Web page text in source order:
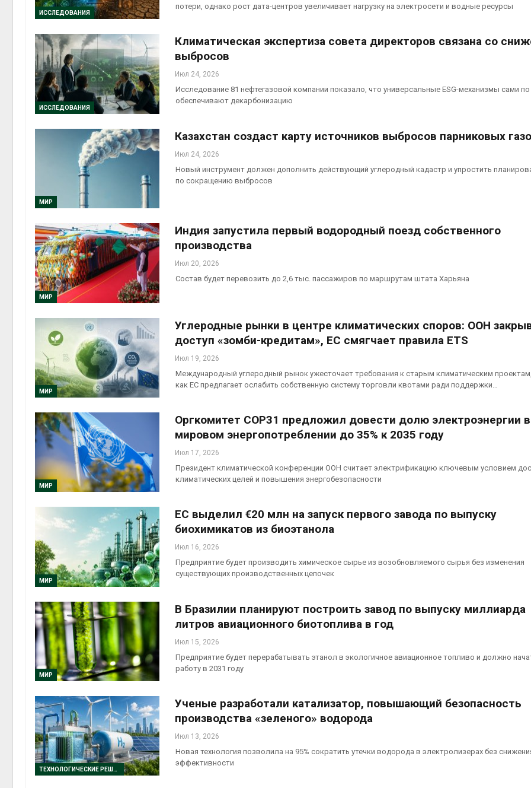
ИССЛЕДОВАНИЯ
потери, однако рост дата-центров увеличивает нагрузку на электросети и водные ресурсы
ИССЛЕДОВАНИЯ
Климатическая экспертиза совета директоров связана со
выбросов
Июл 24, 2026
Исследование 81 нефтегазовой компании показало, что универсальные ESG-механизмы сами по
обеспечивают декарбонизацию
МИР
Казахстан создаст карту источников выбросов парниковых
Июл 24, 2026
Новый инструмент должен дополнить действующий углеродный кадастр и упростить
по сокращению выбросов
МИР
Индия запустила первый водородный поезд собственного
производства
Июл 20, 2026
Состав будет перевозить до 2,6 тыс. пассажиров по маршрутам штата Харьяна
МИР
Углеродные рынки в центре климатических споров: ООН
доступ «зомби-кредитам», ЕС смягчает правила ETS
Июл 19, 2026
Международный углеродный рынок ужесточает требования к старым климатическим
как ЕC предлагает ослабить собственную систему торговли квотами ради поддержки…
МИР
Оргкомитет COP31 предложил довести долю электроэнергии в
мировом энергопотреблении до 35% к 2035 году
Июл 17, 2026
Президент климатической конференции ООН считает электрификацию ключевым условием
климатических целей и повышения энергобезопасности
МИР
ЕС выделил €20 млн на запуск первого завода по выпуску
биохимикатов из биоэтанола
Июл 16, 2026
Предприятие будет производить химическое сырье из возобновляемого сырья без изменения
существующих производственных цепочек
МИР
В Бразилии планируют построить завод по выпуску миллиарда
литров авиационного биотоплива в год
Июл 15, 2026
Предприятие будет перерабатывать этанол в экологичное авиационное топливо и должно
работу в 2031 году
ТЕХНОЛОГИЧЕСКИЕ РЕШЕНИЯ
Ученые разработали катализатор, повышающий безопасность
производства «зеленого» водорода
Июл 13, 2026
Новая технология позволила на 95% сократить утечки водорода в электролизерах без
эффективности
Авг 5, 2026
использовать
крокодилов для охраны
израильской тюрьмы
Авг 5, 2026
сентябре
Европа теряет всё
Авг 6, 2026
может